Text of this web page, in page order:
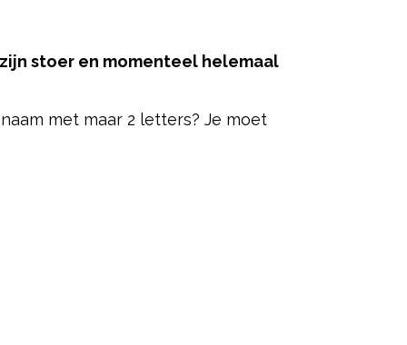
stoer en momenteel helemaal
met maar 2 letters? Je moet